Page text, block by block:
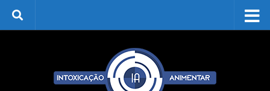
Skip to content